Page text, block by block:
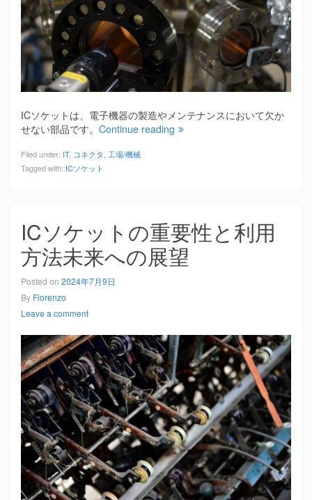
ICソケットは、電子機器の製造やメンテナンスにおいて欠か
せない部品です。 Continue reading
Filed under: IT, コネクタ 工場/機械
Tagged with: ICソケット
ICソケットの重要性と利用
方法未来への展望
Posted on 2024年7月9日
By Fiorenzo
Leave a comment